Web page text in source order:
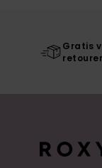
Gratis